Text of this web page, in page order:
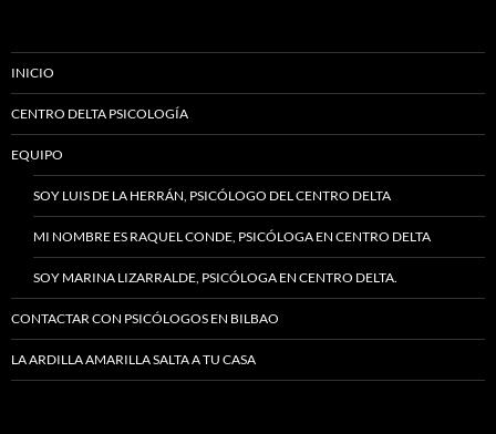
INICIO
CENTRO DELTA PSICOLOGÍA
EQUIPO
SOY LUIS DE LA HERRÁN, PSICÓLOGO DEL CENTRO DELTA
MI NOMBRE ES RAQUEL CONDE, PSICÓLOGA EN CENTRO DELTA
SOY MARINA LIZARRALDE, PSICÓLOGA EN CENTRO DELTA.
CONTACTAR CON PSICÓLOGOS EN BILBAO
LA ARDILLA AMARILLA SALTA A TU CASA